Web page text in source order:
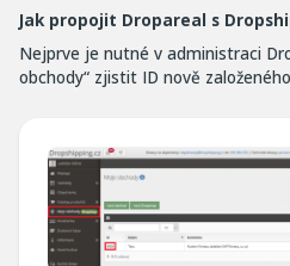
Jak propojit Dropareal s
Nejprve je nutné v administraci
obchody“ zjistit ID nově